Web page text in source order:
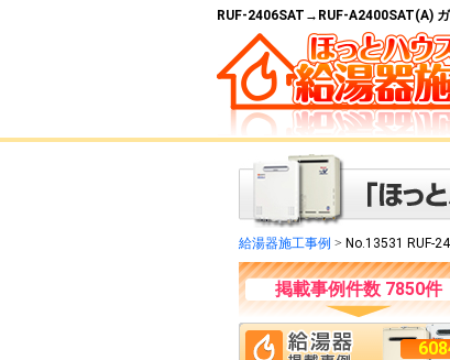
RUF-2406SAT→RUF-A2400SAT(A)
給湯器施工事例 > No.13531 RUF-
掲載事例件数 7850件